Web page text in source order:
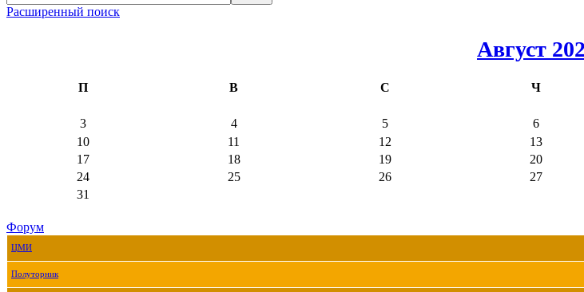
Расширенный поиск
Август
П В С Ч
3
4 5 6
10
11 12 13
17
18 19 20
24
25 26 27
31
Форум
ЦМИ
Полуторник